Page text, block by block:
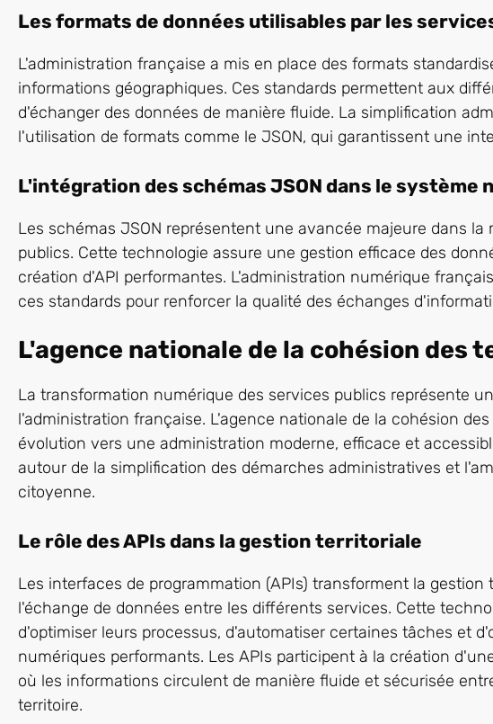
Les formats de données utilisables par les
L'administration française a mis en place des formats
informations géographiques. Ces standards permettent aux
d'échanger des données de manière fluide. La simplification
l'utilisation de formats comme le JSON, qui garantissent une
L'intégration des schémas JSON dans le système
Les schémas JSON représentent une avancée majeure dans la
publics. Cette technologie assure une gestion efficace des
création d'API performantes. L'administration numérique
ces standards pour renforcer la qualité des échanges
L'agence nationale de la cohésion des
La transformation numérique des services publics représente
l'administration française. L'agence nationale de la cohésion
évolution vers une administration moderne, efficace et
autour de la simplification des démarches administratives et
citoyenne.
Le rôle des APIs dans la gestion territoriale
Les interfaces de programmation (APIs) transforment la
l'échange de données entre les différents services. Cette
d'optimiser leurs processus, d'automatiser certaines tâches et
numériques performants. Les APIs participent à la création
où les informations circulent de manière fluide et sécurisée
territoire.